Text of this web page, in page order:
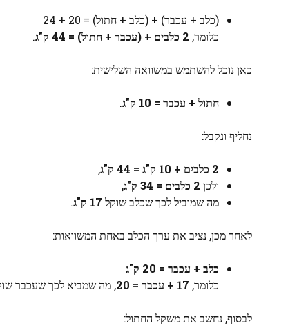
(כלב + עכבר) + (כלב + חתול) = 20 + 24
כלומר, 2 כלבים + (עכבר + חתול) = 44 ק"ג .
כאן נוכל להשתמש במשוואה השלישית:
חתול + עכבר = 10 ק"ג .
נחליף ונקבל:
2 כלבים + 10 ק"ג = 44 ק"ג
,
ולכן 2 כלבים = 34 ק"ג
,
מה שמוביל לכך שכלב שוקל 17 ק"ג .
לאחר מכן, נציב את ערך הכלב באחת המשוואות:
כלב + עכבר = 20 ק"ג
כלומר, 17 + עכבר = 20 , מה שמביא לכך שעכבר
לבסוף, נחשב את משקל החתול: